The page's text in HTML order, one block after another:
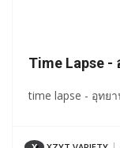
Time Lapse
time lapse - อุทย